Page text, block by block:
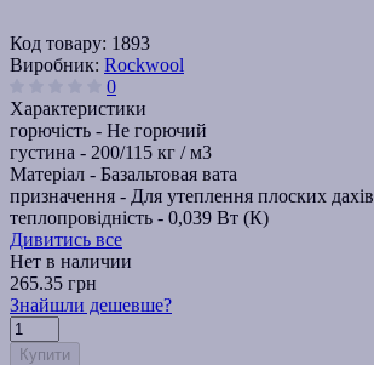
Код товару: 1893
Виробник: Rockwool
0
Характеристики
горючість - Не горючий
густина - 200/115 кг / м3
Матеріал - Базальтовая вата
призначення - Для утеплення плоских дахів
теплопровідність - 0,039 Вт (К)
Дивитись все
Нет в наличии
265.35 грн
Знайшли дешевше?
Купити